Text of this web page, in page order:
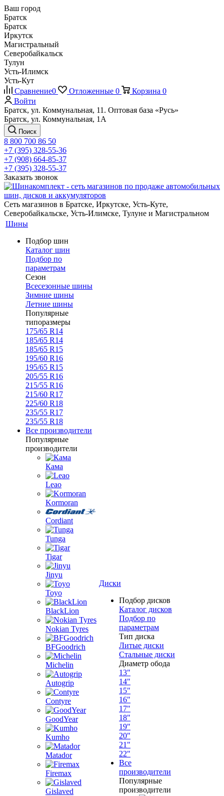
Ваш город
Братск
Братск
Иркутск
Магистральный
Северобайкальск
Тулун
Усть-Илимск
Усть-Кут
Сравнение0 Отложенные 0 Корзина 0
Войти
Братск, ул. Коммунальная, 11. Оптовая база «Русь»
Братск, ул. Коммунальная, 1А
Поиск
8 800 700 86 50
+7 (395) 328-55-36
+7 (908) 664-85-37
+7 (395) 328-55-37
Заказать звонок
Сеть магазинов в Братске, Иркутске, Усть-Куте,
Северобайкальске, Усть-Илимске, Тулуне и Магистральном
Шины
Подбор шин
Каталог шин
Подбор по
параметрам
Сезон
Всесезонные шины
Зимние шины
Летние шины
Популярные
типоразмеры
175/65 R14
185/65 R14
185/65 R15
195/60 R16
195/65 R15
205/55 R16
215/55 R16
215/60 R17
225/60 R18
235/55 R17
235/55 R18
Все производители
Популярные
производители
Кама
Leao
Kormoran
Cordiant
Tunga
Tigar
Jinyu
Toyo
BlackLion
Nokian Tyres
BFGoodrich
Michelin
Autogrip
Contyre
GoodYear
Kumho
Matador
Firemax
Gislaved
Диски
Подбор дисков
Каталог дисков
Подбор по
параметрам
Тип диска
Литые диски
Стальные диски
Диаметр обода
13"
14"
15"
16"
17"
18"
19"
20"
21"
22"
Все
производители
Популярные
производители